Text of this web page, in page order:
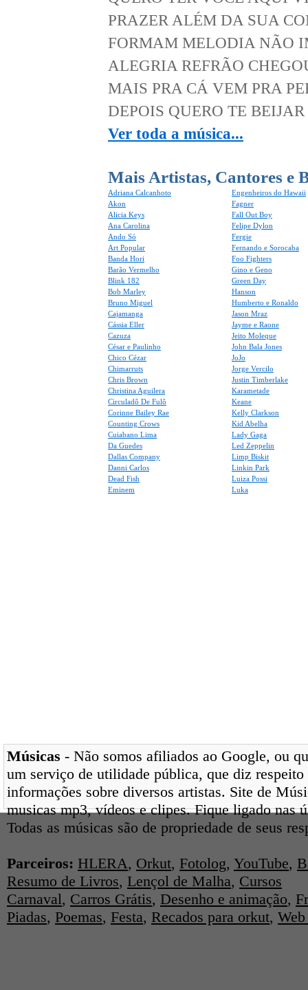
PRAZER ALÉM DA SUA
FORMAM MELODIA NÃO
ALEGRIA REFRÃO
MAIS PRA CÁ VEM PRA
DEPOIS QUERO TE
Ver toda a música...
Mais Artistas, Cantores e
Adriana Calcanhoto
Akon
Alicia Keys
Ana Carolina
Ando Só
Art Popular
Banda Hori
Barão Vermelho
Blink 182
Bob Marley
Bruno Miguel
Cajamanga
Cássia Eller
Cazuza
César e Paulinho
Chico Cézar
Chimarruts
Chris Brown
Christina Aguilera
Circuladô De Fulô
Corinne Bailey Rae
Counting Crows
Cuiabano Lima
Da Guedes
Dallas Company
Danni Carlos
Dead Fish
Eminem
Engenheiros do Hawaii
Fagner
Fall Out Boy
Felipe Dylon
Fergie
Fernando e Sorocaba
Foo Fighters
Gino e Geno
Green Day
Hanson
Humberto e Ronaldo
Jason Mraz
Jayme e Raone
Jeito Moleque
John Bala Jones
JoJo
Jorge Vercilo
Justin Timberlake
Karametade
Keane
Kelly Clarkson
Kid Abelha
Lady Gaga
Led Zeppelin
Limp Biskit
Linkin Park
Luiza Possi
Luka
Músicas - Não somos afiliados ao Google, ou
um serviço de utilidade pública, que diz
informações sobre diversos artistas. Site de
musicas mp3, vídeos e clipes. Fique ligado nas
Todas as músicas são de propriedade de seus
Parceiros: HLERA, Orkut, Fotolog, YouTube,
Resumo de Livros, Lençol de Malha, Cursos
Carnaval, Carros Grátis, Desenho e animação,
Piadas, Poemas, Festa, Recados para orkut,